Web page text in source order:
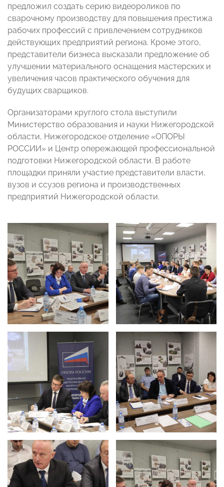
предложил создать серию видеороликов по
сварочному производству для повышения престижа
рабочих профессий с привлечением сотрудников
действующих предприятий региона. Кроме этого,
представители бизнеса высказали предложение об
улучшении материального оснащения мастерских и
увеличения часов практического обучения для
будущих сварщиков.
Организаторами круглого стола выступили
Министерство образования и науки Нижегородской
области, Нижегородское отделение «ОПОРЫ
РОССИИ» и Центр опережающей профессиональной
подготовки Нижегородской области. В работе
площадки приняли участие представители власти,
вузов и ссузов региона и производственных
предприятий Нижегородской области.